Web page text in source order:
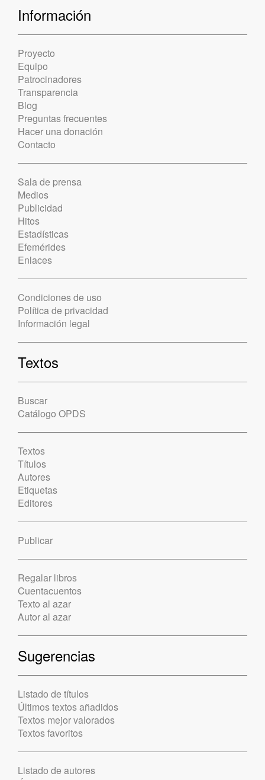
Información
Proyecto
Equipo
Patrocinadores
Transparencia
Blog
Preguntas frecuentes
Hacer una donación
Contacto
Sala de prensa
Medios
Publicidad
Hitos
Estadísticas
Efemérides
Enlaces
Condiciones de uso
Política de privacidad
Información legal
Textos
Buscar
Catálogo OPDS
Textos
Títulos
Autores
Etiquetas
Editores
Publicar
Regalar libros
Cuentacuentos
Texto al azar
Autor al azar
Sugerencias
Listado de títulos
Últimos textos añadidos
Textos mejor valorados
Textos favoritos
Listado de autores